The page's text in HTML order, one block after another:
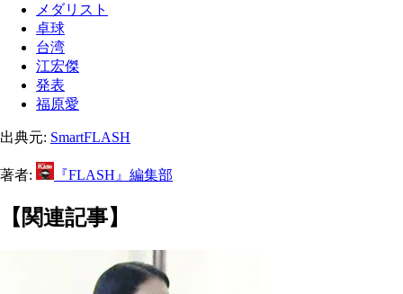
メダリスト
卓球
台湾
江宏傑
発表
福原愛
出典元: SmartFLASH
著者: 『FLASH』編集部
【関連記事】